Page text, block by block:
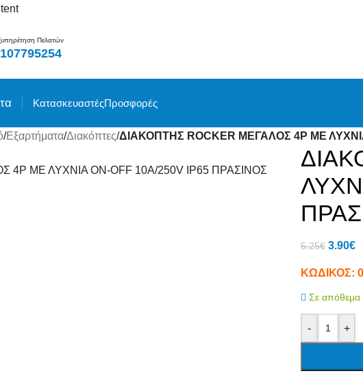
Πελατών
ΚατασκευαστέςΠροσφορές
/Εξαρτήματα/Διακόπτες/ΔΙΑΚΟΠΤΗΣ ROCKER ΜΕΓΑΛΟΣ 4P ΜΕ
5.25€ 3.90€
ΚΩΔΙΚΟΣ:
Σε απόθεμα
- +